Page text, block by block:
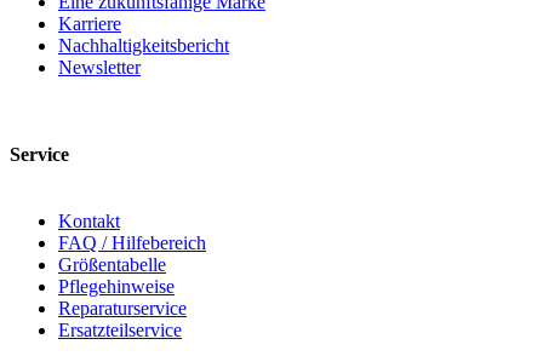
Karriere
Nachhaltigkeitsbericht
Newsletter
Service
Kontakt
FAQ / Hilfebereich
Größentabelle
Pflegehinweise
Reparaturservice
Ersatzteilservice